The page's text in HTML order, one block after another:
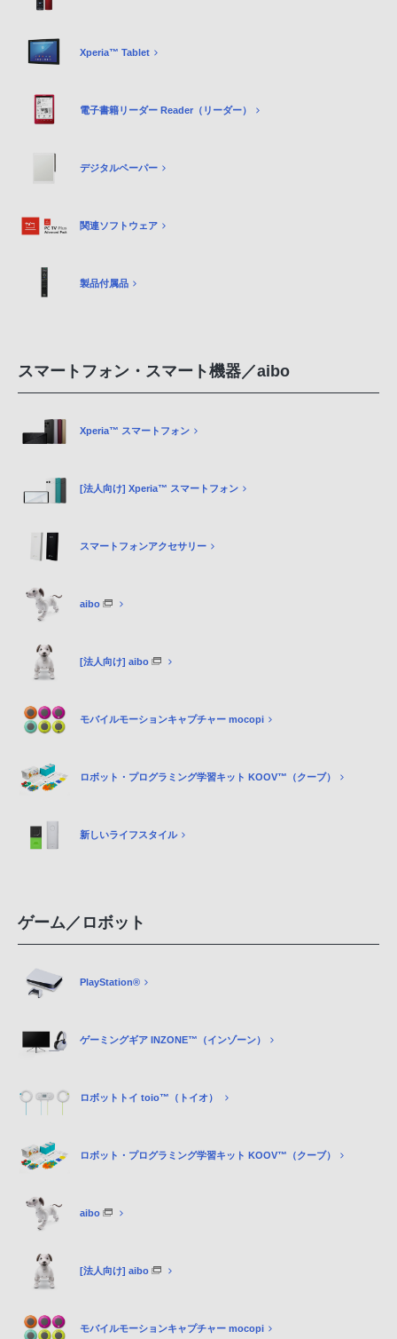
Xperia™ Tablet
電子書籍リーダー Reader（リーダー）
デジタルペーパー
関連ソフトウェア
製品付属品
スマートフォン・スマート機器／aibo
Xperia™ スマートフォン
[法人向け] Xperia™ スマートフォン
スマートフォンアクセサリー
aibo
[法人向け] aibo
モバイルモーションキャプチャー mocopi
ロボット・プログラミング学習キット KOOV™（クーブ）
新しいライフスタイル
ゲーム／ロボット
PlayStation®
ゲーミングギア INZONE™（インゾーン）
ロボットトイ toio™（トイオ）
ロボット・プログラミング学習キット KOOV™（クーブ）
aibo
[法人向け] aibo
モバイルモーションキャプチャー mocopi